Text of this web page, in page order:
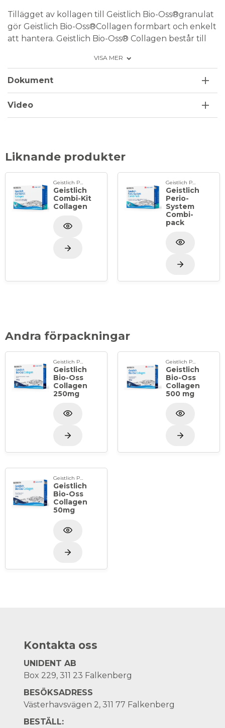
Tillägget av kollagen till Geistlich Bio-Oss®granulat
gör Geistlich Bio-Oss®Collagen formbart och enkelt
att hantera. Geistlich Bio-Oss® Collagen består till
kollagen. Geistlich Bio-Oss® granulaten ger
Geistlich Bio-Oss® Collagen alla fördelarna hos det
regenerativ tandvård. Geistlich Bio-Oss® Collagen
används i många olika situationer, såsom
barriärfunktion.
Mer information om Geistlich produkter:
www.geistlich-pharma.com
www.bio-gide.com
VISA MER
Dokument
Video
Liknande produkter
Geistlich
Combi-Kit
Collagen
Geistlich
Perio-
System
Combi-
pack
Andra förpackningar
Geistlich
Bio-Oss
Collagen
250mg
Geistlich
Bio-Oss
Collagen
500 mg
Geistlich Pharma
Geistlich
Bio-Oss
Collagen
50mg
Kontakta oss
UNIDENT AB
Box 229, 311 23 Falkenberg
BESÖKSADRESS
Västerhavsvägen 2, 311 77 Falkenberg
BESTÄLL: